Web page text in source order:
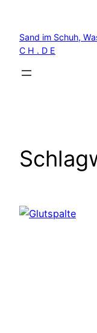
springen
Sand im Schuh,
C H . D E